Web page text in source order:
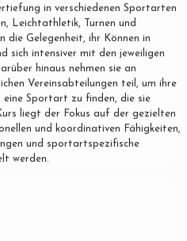
in verschiedenen Sportarten
Leichtathletik, Turnen und
die Gelegenheit, ihr Können in
sich intensiver mit den jeweiligen
hinaus nehmen sie an
Vereinsabteilungen teil, um ihre
eine Sportart zu finden, die sie
liegt der Fokus auf der gezielten
und koordinativen Fähigkeiten,
und sportartspezifische
werden.